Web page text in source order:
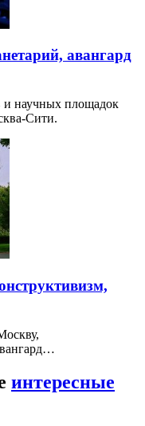
авангард
и научных площадок
Сити.
интересные